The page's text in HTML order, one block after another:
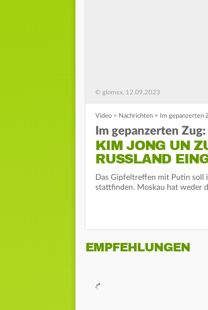
© glomex, 12.09.2023
Video > Nachrichten > Im gepanzerten
Im gepanzerten Zug:
KIM JONG UN
RUSSLAND
Das Gipfeltreffen mit Putin soll
stattfinden. Moskau hat weder
EMPFEHLUNGEN